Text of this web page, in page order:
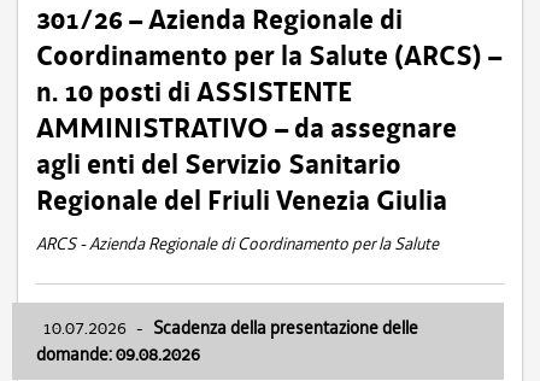
301/26 – Azienda Regionale di
Coordinamento per la Salute (ARCS) –
n. 10 posti di ASSISTENTE
AMMINISTRATIVO – da assegnare
agli enti del Servizio Sanitario
Regionale del Friuli Venezia Giulia
ARCS - Azienda Regionale di Coordinamento per la Salute
10.07.2026 - Scadenza della presentazione delle
domande: 09.08.2026